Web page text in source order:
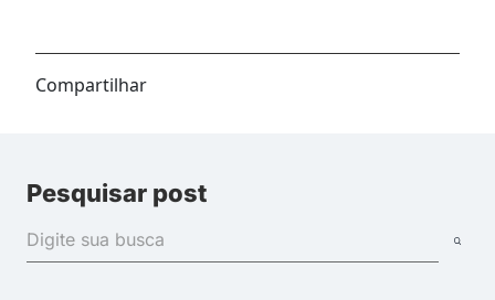
Compartilhar
Pesquisar post